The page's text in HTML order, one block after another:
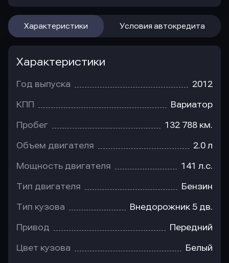
Характеристики Условия автокредита
Характеристики
Год выпуска 2012
КПП Вариатор
Пробег 132 788 км.
Объем двигателя 2.0 л
Мощность двигателя 141 л.с.
Тип двигателя Бензин
Тип кузова Внедорожник 5 дв.
Привод Передний
Цвет кузова Белый